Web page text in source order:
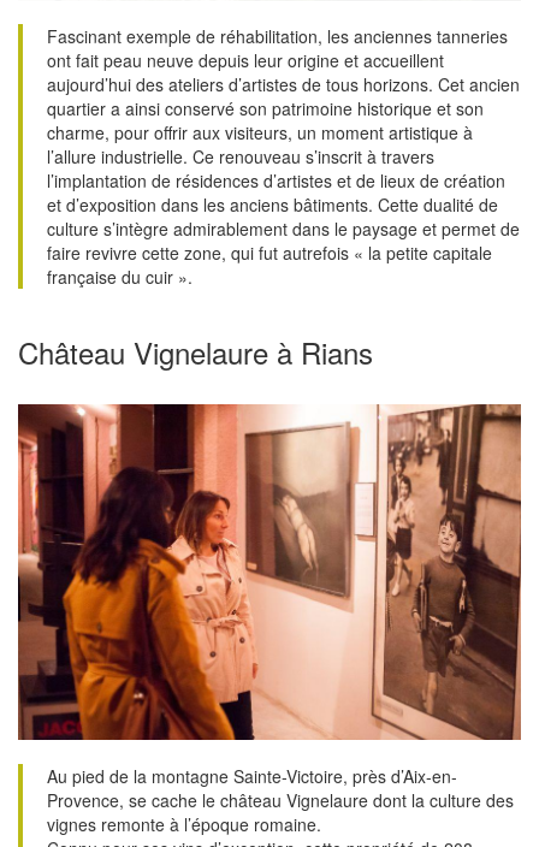
Fascinant exemple de réhabilitation, les anciennes tanneries
ont fait peau neuve depuis leur origine et accueillent
aujourd’hui des ateliers d’artistes de tous horizons. Cet ancien
quartier a ainsi conservé son patrimoine historique et son
charme, pour offrir aux visiteurs, un moment artistique à
l’allure industrielle. Ce renouveau s’inscrit à travers
l’implantation de résidences d’artistes et de lieux de création
et d’exposition dans les anciens bâtiments. Cette dualité de
culture s’intègre admirablement dans le paysage et permet de
faire revivre cette zone, qui fut autrefois « la petite capitale
française du cuir ».
Château Vignelaure à Rians
Au pied de la montagne Sainte-Victoire, près d’Aix-en-
Provence, se cache le château Vignelaure dont la culture des
vignes remonte à l’époque romaine.